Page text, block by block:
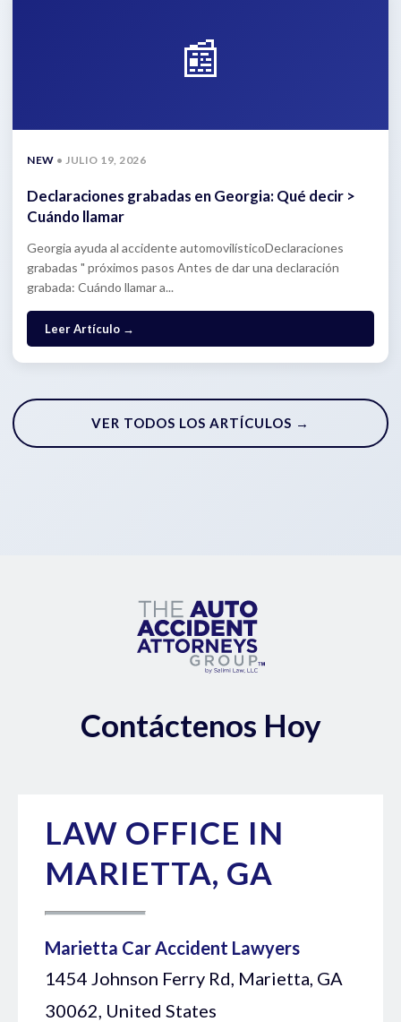
📰
NEW • JULIO 19, 2026
Declaraciones grabadas en Georgia: Qué decir >
Cuándo llamar
Georgia ayuda al accidente automovilísticoDeclaraciones
grabadas " próximos pasos Antes de dar una declaración
grabada: Cuándo llamar a...
Leer Artículo: Declaraciones grabadas en Georgia: Qué decir >
→
VER TODOS LOS ARTÍCULOS →
Contáctenos Hoy
LAW OFFICE IN
MARIETTA, GA
Marietta Car Accident Lawyers
1454 Johnson Ferry Rd, Marietta, GA
30062, United States